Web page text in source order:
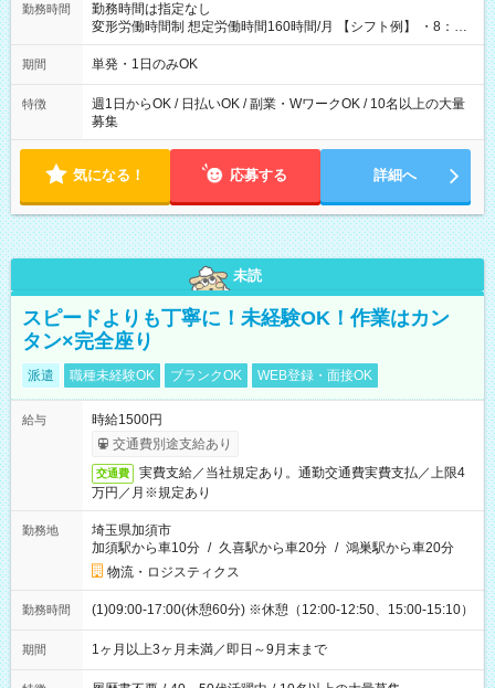
勤務時間
勤務時間は指定なし
変形労働時間制 想定労働時間160時間/月 【シフト例】 ・8：00
～21：00
期間 単発・1日のみOK
特徴
週1日からOK / 日払いOK / 副業・WワークOK / 10名以上の大量
募集
気になる！ 応募する 詳細へ
未読
スピードよりも丁寧に！未経験OK！作業はカン
タン×完全座り
派遣 職種未経験OK ブランクOK WEB登録・面接OK
給与
時給1500円
交通費別途支給あり
交通費
実費支給／当社規定あり。通勤交通費実費支払／上限4
万円／月※規定あり
勤務地
埼玉県加須市
加須駅から車10分 / 久喜駅から車20分 / 鴻巣駅から車20分
物流・ロジスティクス
勤務時間 (1)09:00-17:00(休憩60分) ※休憩（12:00-12:50、15:00-15:10）
期間 1ヶ月以上3ヶ月未満／即日～9月末まで